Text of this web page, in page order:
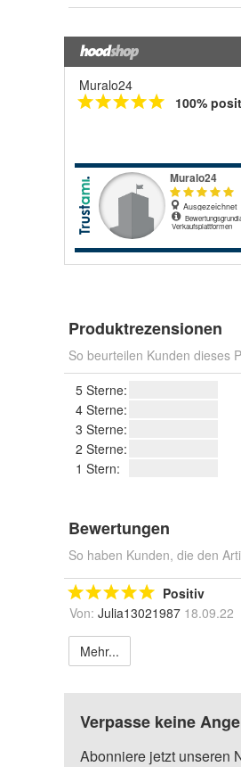
Muralo24
100%
Produktrezensionen
So beurteilen Kunden dieses
5 Sterne:
4 Sterne:
3 Sterne:
2 Sterne:
1 Stern:
Bewertungen
So haben Kunden, die den
Positiv
Von: Julia13021987 18.09.22
Mehr...
Verpasse keine
Abonniere jetzt unseren